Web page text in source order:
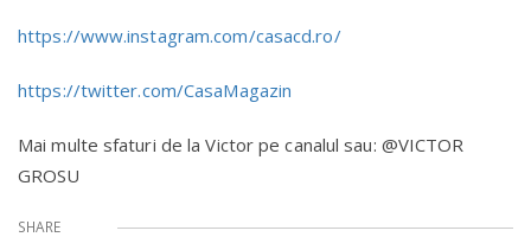
https://www.instagram.com/casacd.ro/
https://twitter.com/CasaMagazin
Mai multe sfaturi de la Victor pe canalul sau: @VICTOR
GROSU
SHARE